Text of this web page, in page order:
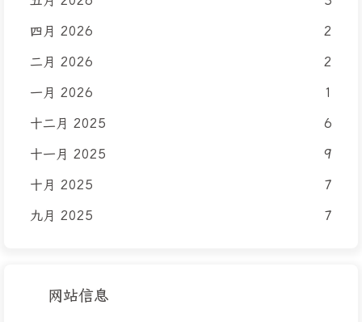
四月 2026
2
二月 2026
2
一月 2026
1
十二月 2025
6
十一月 2025
9
十月 2025
7
九月 2025
7
网站信息